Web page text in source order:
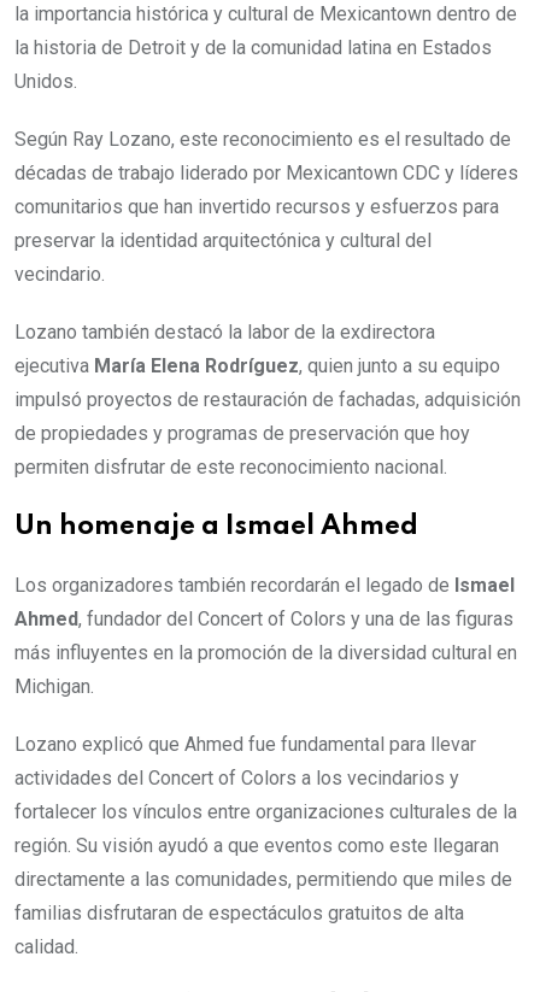
la importancia histórica y cultural de Mexicantown dentro de
la historia de Detroit y de la comunidad latina en Estados
Unidos.
Según Ray Lozano, este reconocimiento es el resultado de
décadas de trabajo liderado por Mexicantown CDC y líderes
comunitarios que han invertido recursos y esfuerzos para
preservar la identidad arquitectónica y cultural del
vecindario.
Lozano también destacó la labor de la exdirectora
ejecutiva María Elena Rodríguez, quien junto a su equipo
impulsó proyectos de restauración de fachadas, adquisición
de propiedades y programas de preservación que hoy
permiten disfrutar de este reconocimiento nacional.
Un homenaje a Ismael Ahmed
Los organizadores también recordarán el legado de Ismael
Ahmed, fundador del Concert of Colors y una de las figuras
más influyentes en la promoción de la diversidad cultural en
Michigan.
Lozano explicó que Ahmed fue fundamental para llevar
actividades del Concert of Colors a los vecindarios y
fortalecer los vínculos entre organizaciones culturales de la
región. Su visión ayudó a que eventos como este llegaran
directamente a las comunidades, permitiendo que miles de
familias disfrutaran de espectáculos gratuitos de alta
calidad.